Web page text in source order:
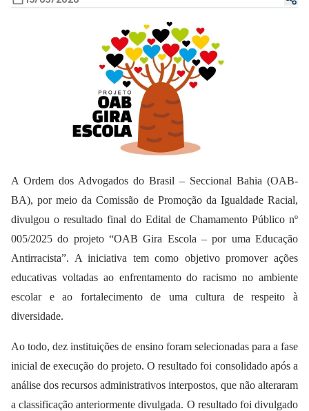
A Ordem dos Advogados do Brasil – Seccional Bahia (OAB-
BA), por meio da Comissão de Promoção da Igualdade Racial,
divulgou o resultado final do Edital de Chamamento Público nº
005/2025 do projeto “OAB Gira Escola – por uma Educação
Antirracista”. A iniciativa tem como objetivo promover ações
educativas voltadas ao enfrentamento do racismo no ambiente
escolar e ao fortalecimento de uma cultura de respeito à
diversidade.
Ao todo, dez instituições de ensino foram selecionadas para a fase
inicial de execução do projeto. O resultado foi consolidado após a
análise dos recursos administrativos interpostos, que não alteraram
a classificação anteriormente divulgada. O resultado foi divulgado